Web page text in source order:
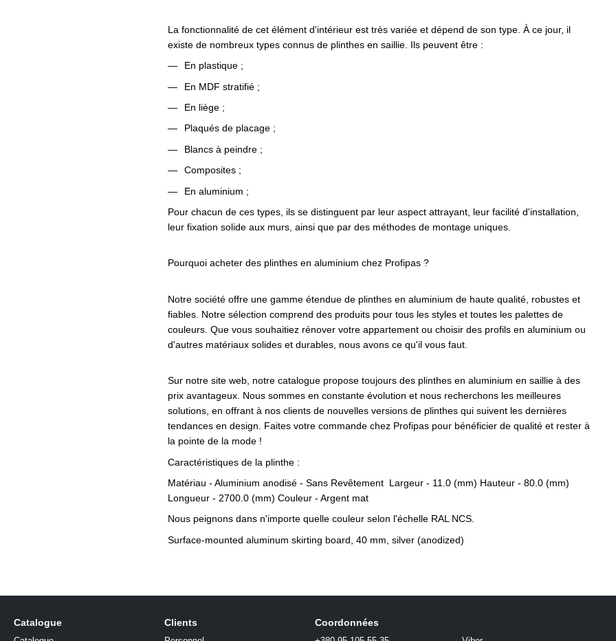
La fonctionnalité de cet élément d'intérieur est très variée et dépend de son type. À ce jour, il
existe de nombreux types connus de plinthes en saillie. Ils peuvent être :
En plastique ;
En MDF stratifié ;
En liège ;
Plaqués de placage ;
Blancs à peindre ;
Composites ;
En aluminium ;
Pour chacun de ces types, ils se distinguent par leur aspect attrayant, leur facilité d'installation,
leur fixation solide aux murs, ainsi que par des méthodes de montage uniques.
Pourquoi acheter des plinthes en aluminium chez Profipas ?
Notre société offre une gamme étendue de plinthes en aluminium de haute qualité, robustes et
fiables. Notre sélection comprend des produits pour tous les styles et toutes les palettes de
couleurs. Que vous souhaitiez rénover votre appartement ou choisir des profils en aluminium ou
d'autres matériaux solides et durables, nous avons ce qu'il vous faut.
Sur notre site web, notre catalogue propose toujours des plinthes en aluminium en saillie à des
prix avantageux. Nous sommes en constante évolution et nous recherchons les meilleures
solutions, en offrant à nos clients de nouvelles versions de plinthes qui suivent les dernières
tendances en design. Faites votre commande chez Profipas pour bénéficier de qualité et rester à
la pointe de la mode !
Caractéristiques de la plinthe :
Matériau - Aluminium anodisé - Sans Revêtement Largeur - 11.0 (mm) Hauteur - 80.0 (mm)
Longueur - 2700.0 (mm) Couleur - Argent mat
Nous peignons dans n'importe quelle couleur selon l'échelle RAL NCS.
Catalogue Clients Coordonnées